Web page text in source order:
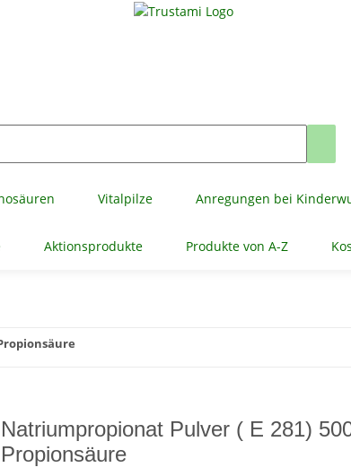
Vitalpilze Anregungen bei
Aktionsprodukte Produkte von A-Z
Natriumpropionat Pulver ( E 281)
Propionsäure